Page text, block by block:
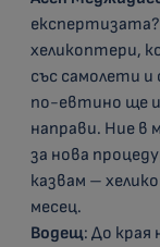
хеликоптери,
със самолети
по-евтино ще
направи. Ние
за нова
казвам –
месец.
Водещ: До края